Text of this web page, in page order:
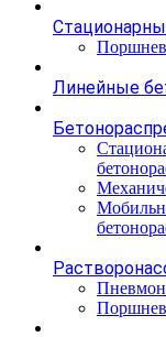
Линейные